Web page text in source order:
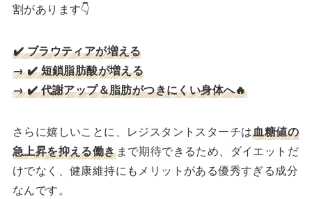
割があります👇
✔️ ブラウティアが増える
→ ✔️ 短鎖脂肪酸が増える
→ ✔️ 代謝アップ＆脂肪がつきにくい身体へ🔥
さらに嬉しいことに、レジスタントスターチは血糖値の
急上昇を抑える働きまで期待できるため、ダイエットだ
けでなく、健康維持にもメリットがある優秀すぎる成分
なんです。